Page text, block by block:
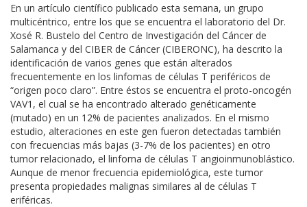
En un artículo científico publicado esta semana, un grupo
multicéntrico, entre los que se encuentra el laboratorio del Dr.
Xosé R. Bustelo del Centro de Investigación del Cáncer de
Salamanca y del CIBER de Cáncer (CIBERONC), ha descrito la
identificación de varios genes que están alterados
frecuentemente en los linfomas de células T periféricos de
“origen poco claro”. Entre éstos se encuentra el proto-oncogén
VAV1, el cual se ha encontrado alterado genéticamente
(mutado) en un 12% de pacientes analizados. En el mismo
estudio, alteraciones en este gen fueron detectadas también
con frecuencias más bajas (3-7% de los pacientes) en otro
tumor relacionado, el linfoma de células T angioinmunoblástico.
Aunque de menor frecuencia epidemiológica, este tumor
presenta propiedades malignas similares al de células T
eriféricas.